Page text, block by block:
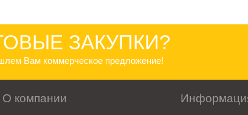
ЗАКУПКИ?
Вам коммерческое предложение!
О компании